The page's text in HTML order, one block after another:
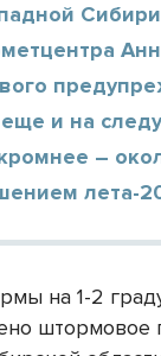
Сибири
и на
–
лета-
на 1-2